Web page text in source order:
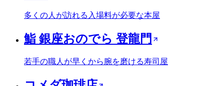
多くの人が訪れる入場料が必要な本屋
鮨 銀座おのでら 登龍門
若手の職人が早くから腕を磨ける寿司屋